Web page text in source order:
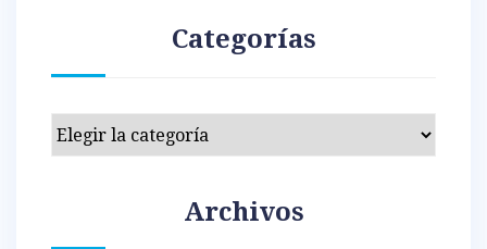
Categorías
Categorías
Archivos